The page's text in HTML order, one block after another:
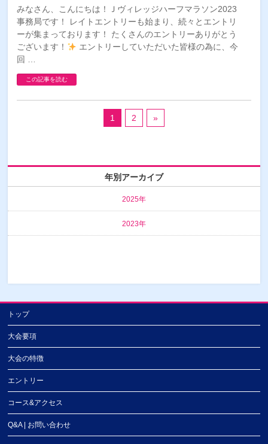
みなさん、こんにちは！Ｊヴィレッジハーフマラソン2023
事務局です！ レイトエントリーも始まり、続々とエントリ
ーが集まっております！ たくさんのエントリーありがとう
ございます！
エントリーしていただいた皆様の為に、今
回 …
この記事を読む
1 2 »
年別アーカイブ
2025年
2023年
トップ
大会要項
大会の特徴
エントリー
コース&アクセス
Q&A | お問い合わせ